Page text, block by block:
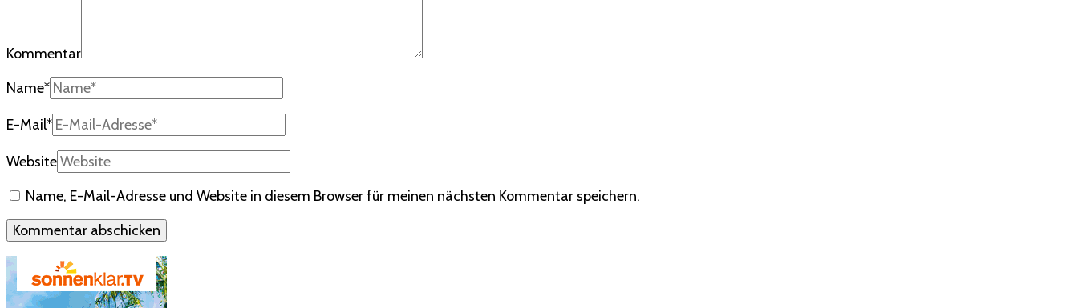
Kommentar
Name*
E-Mail*
Website
Name, E-Mail-Adresse und Website in diesem Browser für meinen nächsten Kommentar speichern.